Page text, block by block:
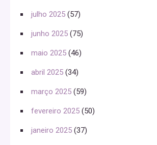
julho 2025 (57)
junho 2025 (75)
maio 2025 (46)
abril 2025 (34)
março 2025 (59)
fevereiro 2025 (50)
janeiro 2025 (37)